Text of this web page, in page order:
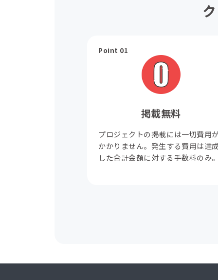
Point 01
掲載無料
プロジェクトの掲載には一切費用
かかりません。発生する費用は達
した合計金額に対する手数料のみ